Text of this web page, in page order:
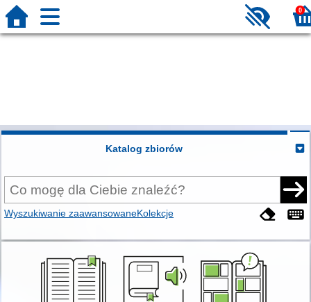
0
Katalog zbiorów
Wyszukiwanie zaawansowaneKolekcje